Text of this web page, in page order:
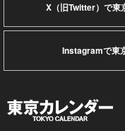
X（旧Twitter）で東
Instagramで東